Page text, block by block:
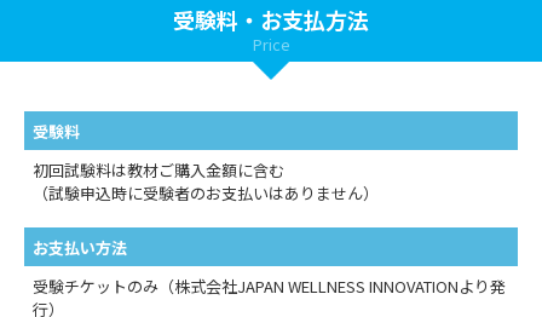
受験料・お支払方法
Price
受験料
初回試験料は教材ご購入金額に含む
（試験申込時に受験者のお支払いはありません）
お支払い方法
受験チケットのみ（株式会社JAPAN WELLNESS INNOVATIONより発
行）